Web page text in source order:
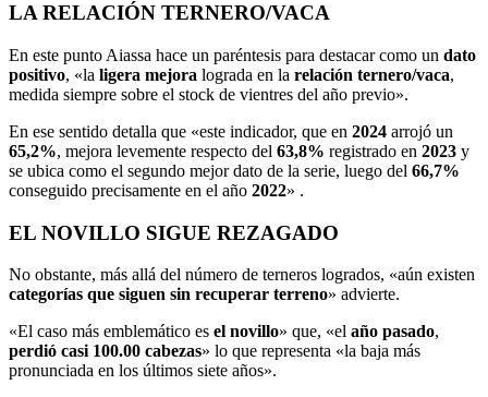
LA RELACIÓN TERNERO/VACA
En este punto Aiassa hace un paréntesis para destacar como un dato
positivo, «la ligera mejora lograda en la relación ternero/vaca,
medida siempre sobre el stock de vientres del año previo».
En ese sentido detalla que «este indicador, que en 2024 arrojó un
65,2%, mejora levemente respecto del 63,8% registrado en 2023 y
se ubica como el segundo mejor dato de la serie, luego del 66,7%
conseguido precisamente en el año 2022» .
EL NOVILLO SIGUE REZAGADO
No obstante, más allá del número de terneros logrados, «aún existen
categorías que siguen sin recuperar terreno» advierte.
«El caso más emblemático es el novillo» que, «el año pasado,
perdió casi 100.00 cabezas» lo que representa «la baja más
pronunciada en los últimos siete años».